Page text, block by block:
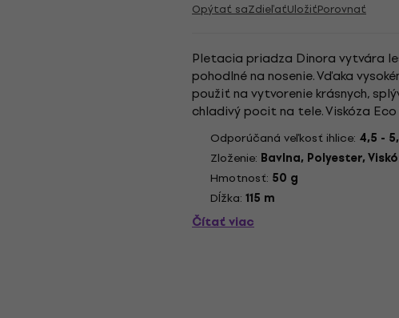
Opýtať saZdieľaťUložiťPorovnať
Pletacia priadza Dinora vytvára
pohodlné na nosenie. Vďaka
použiť na vytvorenie krásnych,
chladivý pocit na tele. Viskóza
udržateľného lesného
Odporúčaná veľkosť ihlice: 4,5 -
Zloženie: Bavlna, Polyester,
Hmotnosť: 50 g
Dĺžka: 115 m
Čítať viac